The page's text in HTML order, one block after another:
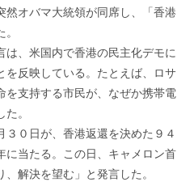
然オバマ大統領が同席し、「香港
、米国内で香港の民主化デモに
を反映している。たとえば、ロサ
を支持する市民が、なぜか携帯電
。
０日が、香港返還を決めた９４
に当たる。この日、キャメロン首
解決を望む」と発言した。